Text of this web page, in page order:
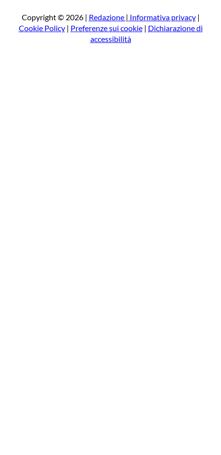
a
Copyright © 2026 | Redazione | Informativa privacy|
Cookie Policy| Preferenze sui cookie| Dichiarazione di
accessibilità